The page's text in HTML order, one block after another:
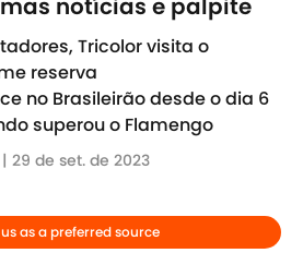
notícias e palpite
Tricolor visita o
reserva
no Brasileirão desde o dia 6
superou o Flamengo
| 29 de set. de 2023
as a preferred source